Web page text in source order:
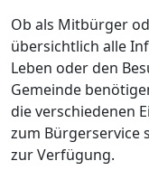
Ob als Mitbürger
übersichtlich alle
Leben oder den
Gemeinde
die verschiedenen
zum Bürgerservice
zur Verfügung.